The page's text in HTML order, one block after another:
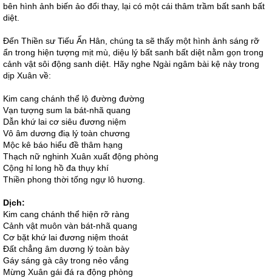
bên hình ảnh biến ảo đổi thay, lại có một cái thâm trầm bất sanh bất
diệt.
Đến Thiền sư Tiếu Ẩn Hân, chúng ta sẽ thấy một hình ảnh sáng rỡ
ẩn trong hiện tượng mịt mù, diệu lý bất sanh bất diệt nằm gọn trong
cảnh vật sôi động sanh diệt. Hãy nghe Ngài ngâm bài kệ này trong
dịp Xuân về:
Kim cang chánh thể lộ đường đường
Vạn tượng sum la bát-nhã quang
Dẫn khứ lai cơ siêu đương niệm
Vô âm dương điạ lý toàn chương
Mộc kê báo hiểu đề thâm hạng
Thạch nữ nghinh Xuân xuất động phòng
Cộng hỉ long hồ đa thụy khí
Thiền phong thời tống ngự lô hương.
Dịch:
Kim cang chánh thể hiện rỡ ràng
Cảnh vật muôn vàn bát-nhã quang
Cơ bặt khứ lai đương niệm thoát
Đất chẳng âm dương lý toàn bày
Gáy sáng gà cây trong nẻo vắng
Mừng Xuân gái đá ra động phòng